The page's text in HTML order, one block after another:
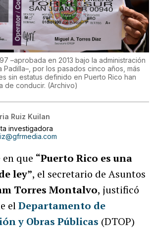
–aprobada en 2013 bajo la administración
Padilla–, por los pasados cinco años, más
sin estatus definido en Puerto Rico han
de conducir. (Archivo)
Ruiz Kuilan
investigadora
que “Puerto Rico es una
ley”, el secretario de Asuntos
Torres Montalvo, justificó
elDepartamento de
y Obras Públicas (DTOP)